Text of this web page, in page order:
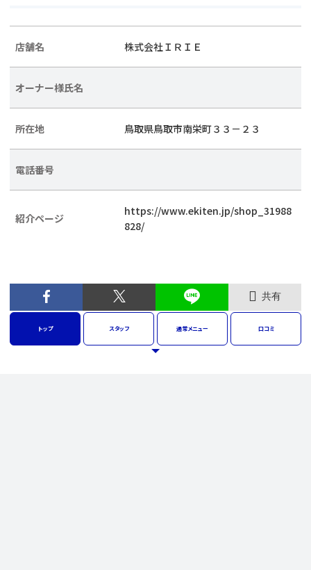
店舗名 株式会社ＩＲＩＥ
オーナー様氏名
所在地 鳥取県鳥取市南栄町３３－２３
電話番号
紹介ページ
https://www.ekiten.jp/shop_31988
828/
共有
トップ スタッフ 通常メニュー 口コミ